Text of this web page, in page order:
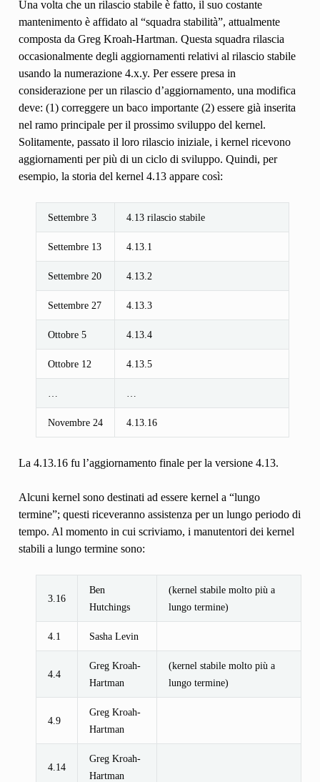
Una volta che un rilascio stabile è fatto, il suo costante
mantenimento è affidato al “squadra stabilità”, attualmente
composta da Greg Kroah-Hartman. Questa squadra rilascia
occasionalmente degli aggiornamenti relativi al rilascio stabile
usando la numerazione 4.x.y. Per essere presa in
considerazione per un rilascio d’aggiornamento, una modifica
deve: (1) correggere un baco importante (2) essere già inserita
nel ramo principale per il prossimo sviluppo del kernel.
Solitamente, passato il loro rilascio iniziale, i kernel ricevono
aggiornamenti per più di un ciclo di sviluppo. Quindi, per
esempio, la storia del kernel 4.13 appare così:
Settembre 3 4.13 rilascio stabile
Settembre 13 4.13.1
Settembre 20 4.13.2
Settembre 27 4.13.3
Ottobre 5 4.13.4
Ottobre 12 4.13.5
Novembre 24 4.13.16
La 4.13.16 fu l’aggiornamento finale per la versione 4.13.
Alcuni kernel sono destinati ad essere kernel a “lungo
termine”; questi riceveranno assistenza per un lungo periodo di
tempo. Al momento in cui scriviamo, i manutentori dei kernel
stabili a lungo termine sono:
3.16
Ben
Hutchings
(kernel stabile molto più a
lungo termine)
4.1 Sasha Levin
4.4
Greg Kroah-
Hartman
(kernel stabile molto più a
lungo termine)
4.9
Greg Kroah-
Hartman
4.14
Greg Kroah-
Hartman